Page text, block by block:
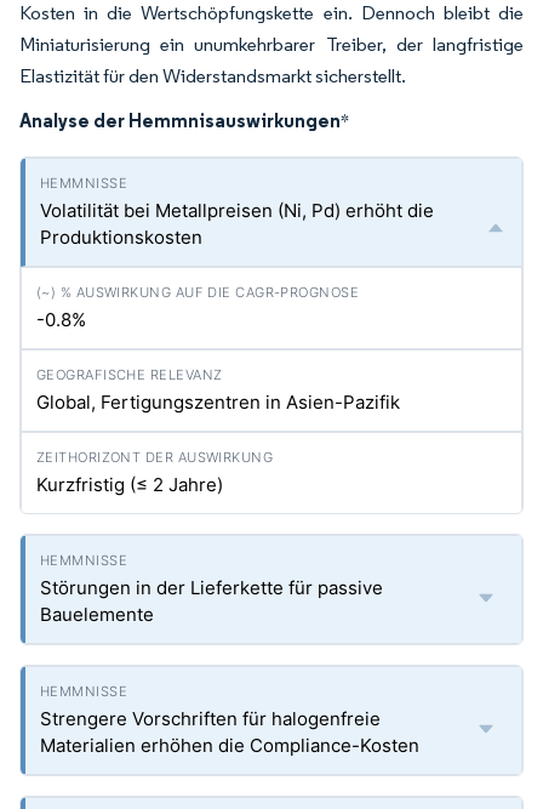
Kosten in die Wertschöpfungskette ein. Dennoch bleibt die
Miniaturisierung ein unumkehrbarer Treiber, der langfristige
Elastizität für den Widerstandsmarkt sicherstellt.
Analyse der Hemmnisauswirkungen*
Volatilität bei Metallpreisen (Ni, Pd) erhöht die
Produktionskosten
-0.8%
Global, Fertigungszentren in Asien-Pazifik
Kurzfristig (≤ 2 Jahre)
Störungen in der Lieferkette für passive
Bauelemente
Strengere Vorschriften für halogenfreie
Materialien erhöhen die Compliance-Kosten